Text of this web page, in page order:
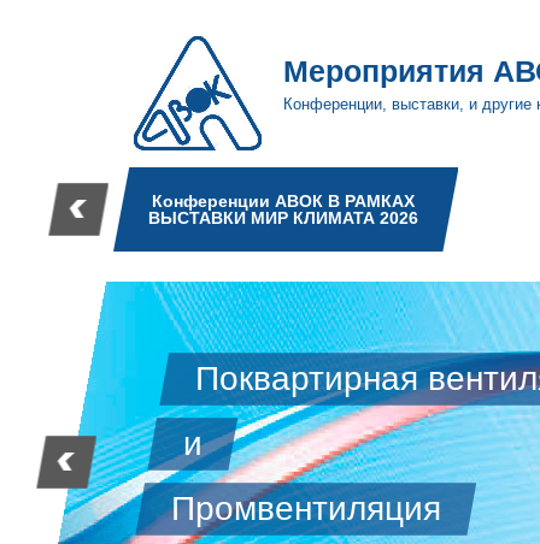
Мероприятия
Конференции, выставки, и
рамках
2026"
Конференции АВОК В РАМКАХ
ВЫСТАВКИ МИР КЛИМАТА 2026
КОНФЕРЕНЦИЯ АВОК
День проектировщика Круглый
стол Современные тенденции
стандартизации и
проектирования инженерного
оборудования
Поквартирная
и
Промвентиляция